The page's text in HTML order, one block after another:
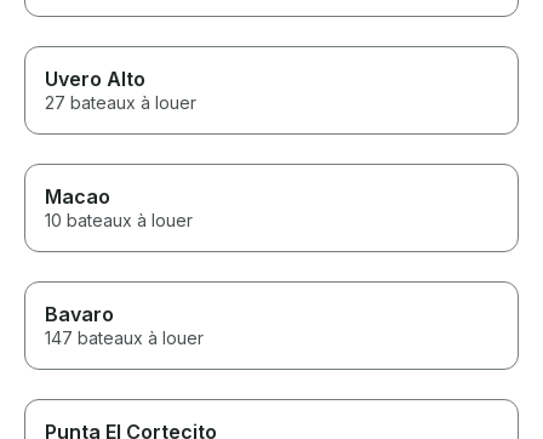
Uvero Alto
27 bateaux à louer
Macao
10 bateaux à louer
Bavaro
147 bateaux à louer
Punta El Cortecito